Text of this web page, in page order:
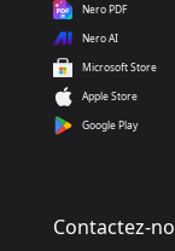
Nero PDF
Nero AI
Microsoft Store
Apple Store
Google Play
Contactez-